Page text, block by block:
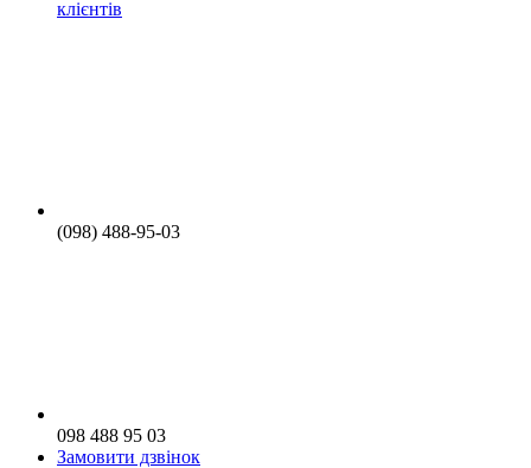
клієнтів
(098) 488-95-03
098 488 95 03
Замовити дзвінок